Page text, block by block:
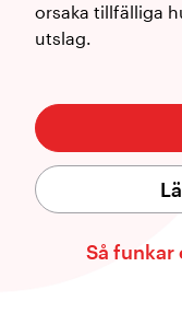
orsaka tillfälliga
utslag.
Så